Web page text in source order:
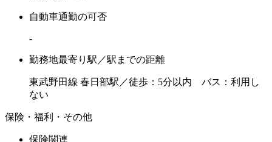
自動車通勤の可否
-
勤務地最寄り駅／駅までの距離
東武野田線 春日部駅／徒歩：5分以内 バス：利用し
ない
保険・福利・その他
保険関連